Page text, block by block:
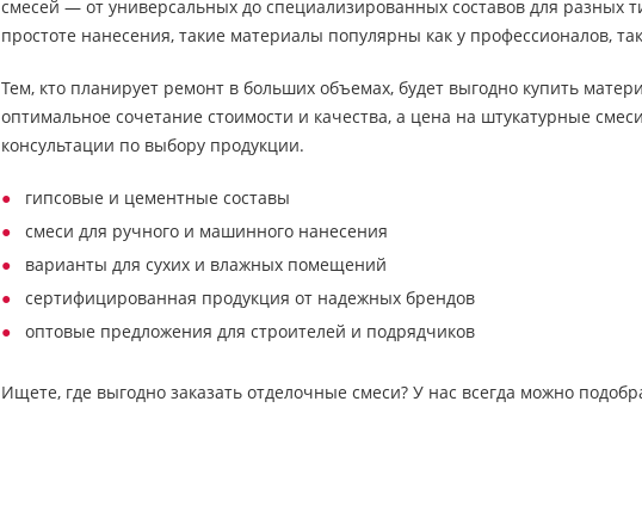
смесей — от универсальных до специализированных составов для разных
простоте нанесения, такие материалы популярны как у профессионалов,
Тем, кто планирует ремонт в больших объемах, будет выгодно купить
оптимальное сочетание стоимости и качества, а цена на штукатурные
консультации по выбору продукции.
гипсовые и цементные составы
смеси для ручного и машинного нанесения
варианты для сухих и влажных помещений
сертифицированная продукция от надежных брендов
оптовые предложения для строителей и подрядчиков
Ищете, где выгодно заказать отделочные смеси? У нас всегда можно